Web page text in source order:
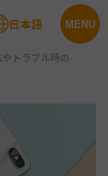
MENU
日本語
トラブル時の